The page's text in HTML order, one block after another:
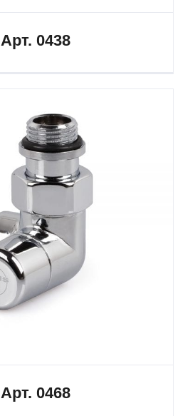
Арт. 0438
Арт. 0468